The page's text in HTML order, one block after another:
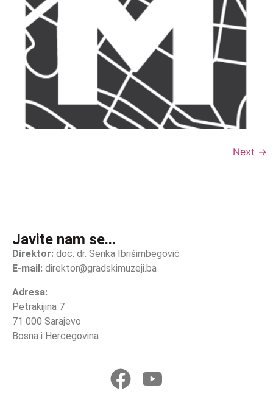
Next →
Javite nam se...
Direktor: doc. dr. Senka Ibrišimbegović
E-mail: direktor@gradskimuzeji.ba
Adresa:
Petrakijina 7
71 000 Sarajevo
Bosna i Hercegovina